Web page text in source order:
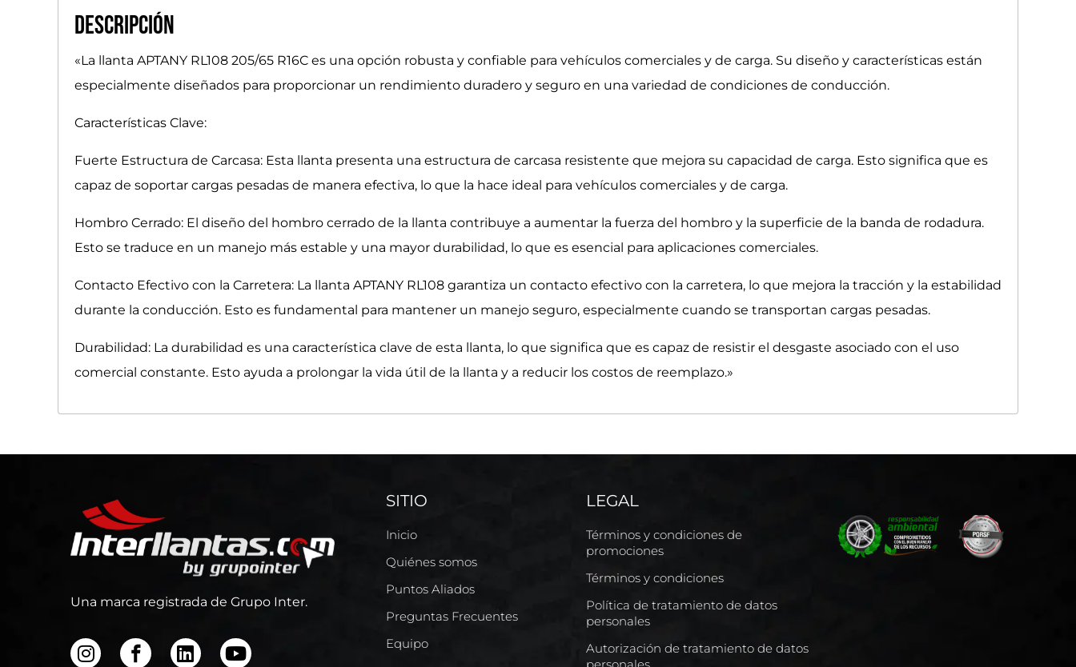
Descripción
«La llanta APTANY RL108 205/65 R16C es una opción robusta y confiable para vehículos comerciales y de carga. Su diseño y características están
especialmente diseñados para proporcionar un rendimiento duradero y seguro en una variedad de condiciones de conducción.
Características Clave:
Fuerte Estructura de Carcasa: Esta llanta presenta una estructura de carcasa resistente que mejora su capacidad de carga. Esto significa que es
capaz de soportar cargas pesadas de manera efectiva, lo que la hace ideal para vehículos comerciales y de carga.
Hombro Cerrado: El diseño del hombro cerrado de la llanta contribuye a aumentar la fuerza del hombro y la superficie de la banda de rodadura.
Esto se traduce en un manejo más estable y una mayor durabilidad, lo que es esencial para aplicaciones comerciales.
Contacto Efectivo con la Carretera: La llanta APTANY RL108 garantiza un contacto efectivo con la carretera, lo que mejora la tracción y la estabilidad
durante la conducción. Esto es fundamental para mantener un manejo seguro, especialmente cuando se transportan cargas pesadas.
Durabilidad: La durabilidad es una característica clave de esta llanta, lo que significa que es capaz de resistir el desgaste asociado con el uso
comercial constante. Esto ayuda a prolongar la vida útil de la llanta y a reducir los costos de reemplazo.»
Una marca registrada de Grupo Inter.
SITIO
Inicio
Quiénes somos
Puntos Aliados
Preguntas Frecuentes
Equipo
LEGAL
Términos y condiciones de
promociones
Términos y condiciones
Política de tratamiento de datos
personales
Autorización de tratamiento de datos